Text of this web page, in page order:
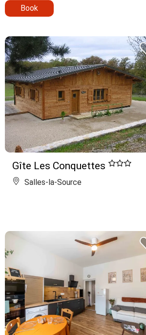
Book
Gîte Les Conquettes
Salles-la-Source